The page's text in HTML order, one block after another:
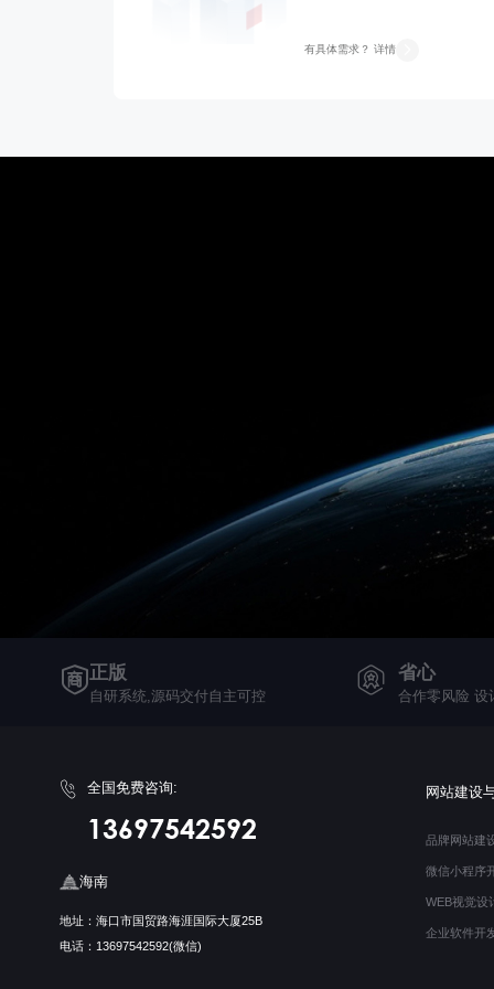
有具体需求？ 详情
正版
自研系统,源码交付自主可控
省心
合作零风险 设
全国免费咨询:
13697542592
海南
地址：海口市国贸路海涯国际大厦25B
电话：13697542592(微信)
网站建设
品牌网站建
微信小程序
WEB视觉设
企业软件开